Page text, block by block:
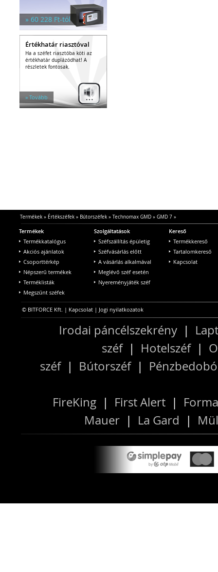
» 60 228 Ft-tól
Értékhatár riasztóval
Ha a széfet riasztóba köti az
értékhatár duplázódhat! A
részletek fontosak.
» Tovább
Termékek» Értékszéfek» Bútorszéfek» Technomax GMD» GMD 7»
Termékek
Termékkatalógus
Akciós ajánlatok
Csoporttérkép
Népszerű termékek
Terméklisták
Megszűnt széfek
Szolgáltatások
Széfszállítás épületig
Széfvásárlás előtt
A vásárlás alkalmával
Meglévő széf esetén
Nyereményjáték széf
Kereső
Termékkereső
Tartalomkereső
Kapcsolat
© BITFORCE Kft. | Kapcsolat | Jogi nyilatkozatok
Irodai páncélszekrény |
széf| Hotelszéf|
széf| Bútorszéf|
FireKing | First Alert |
Mauer | La Gard |